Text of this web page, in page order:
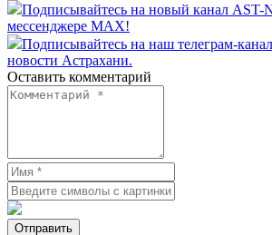
Подписывайтесь на новый канал AST-
мессенджере MAX!
Подписывайтесь на наш телеграм-
новости Астрахани.
Оставить комментарий
Отправить